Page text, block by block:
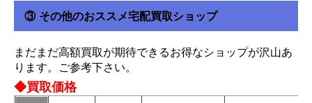
③ その他のおススメ宅配買取ショップ
まだまだ高額買取が期待できるお得なショップが沢山あ
ります。ご参考下さい。
◆買取価格